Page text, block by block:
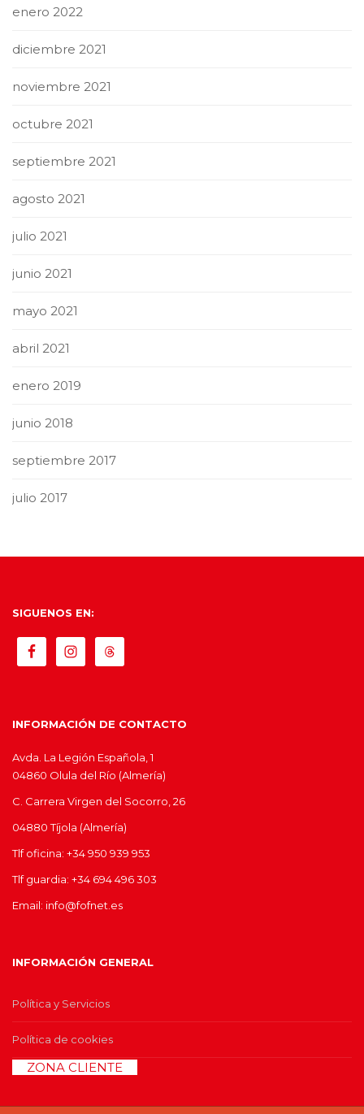
enero 2022
diciembre 2021
noviembre 2021
octubre 2021
septiembre 2021
agosto 2021
julio 2021
junio 2021
mayo 2021
abril 2021
enero 2019
junio 2018
septiembre 2017
julio 2017
SIGUENOS EN:
INFORMACIÓN DE CONTACTO
Avda. La Legión Española, 1
04860 Olula del Río (Almería)
C. Carrera Virgen del Socorro, 26
04880 Tíjola (Almería)
Tlf oficina: +34 950 939 953
Tlf guardia: +34 694 496 303
Email: info@fofnet.es
INFORMACIÓN GENERAL
Política y Servicios
Política de cookies
ZONA CLIENTE